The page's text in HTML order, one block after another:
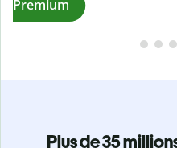
Plus de 35